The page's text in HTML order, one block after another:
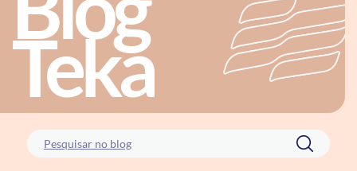
Teka